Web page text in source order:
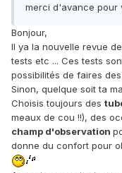
merci d'avance pour
Bonjour,
Il ya la nouvelle revue
tests etc ... Ces tests
possibilités de faires
Sinon, quelque soit ta
Choisis toujours des
meaux de cou !!), des
champ d'observation
donne du confort pour